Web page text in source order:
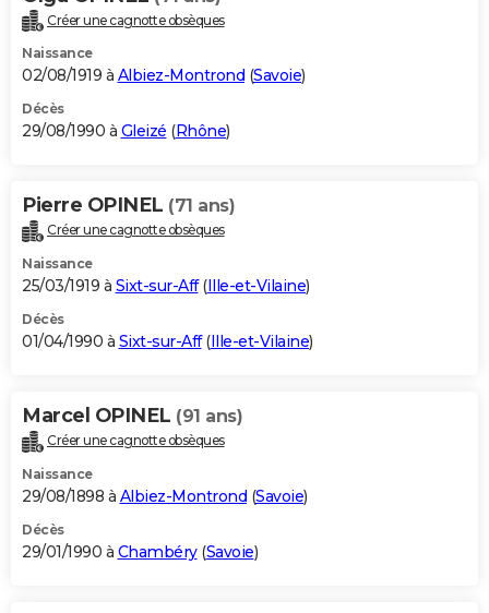
Créer une cagnotte obsèques
Naissance
02/08/1919 à Albiez-Montrond (Savoie)
Décès
29/08/1990 à Gleizé (Rhône)
Pierre OPINEL (71 ans)
Créer une cagnotte obsèques
Naissance
25/03/1919 à Sixt-sur-Aff(Ille-et-Vilaine)
Décès
01/04/1990 à Sixt-sur-Aff(Ille-et-Vilaine)
Marcel OPINEL (91 ans)
Créer une cagnotte obsèques
Naissance
29/08/1898 à Albiez-Montrond (Savoie)
Décès
29/01/1990 à Chambéry(Savoie)